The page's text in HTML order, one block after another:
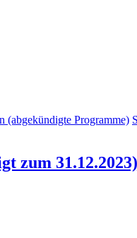
(abgekündigte Programme)
zum 31.12.2023)